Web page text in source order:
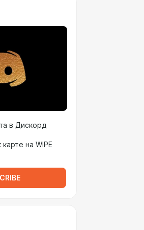
в Дискорд
на WIPE